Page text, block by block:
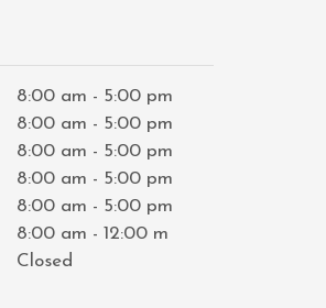
8:00 am - 5:00 pm
8:00 am - 5:00 pm
8:00 am - 5:00 pm
8:00 am - 5:00 pm
8:00 am - 5:00 pm
8:00 am - 12:00 m
Closed